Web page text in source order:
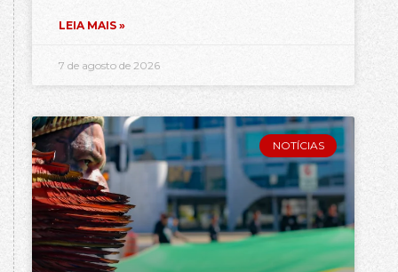
LEIA MAIS »
7 de agosto de 2026
NOTÍCIAS